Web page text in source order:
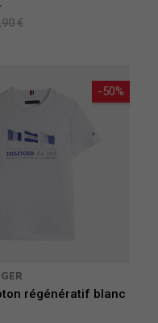
€
-50%
régénératif blanc